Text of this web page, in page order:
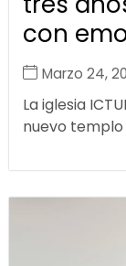
con
Marzo 24,
La iglesia
nuevo templo